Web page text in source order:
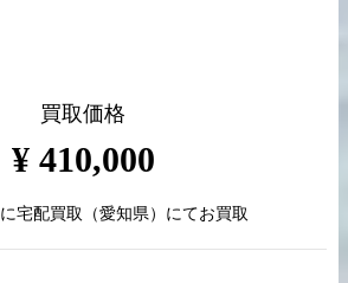
買取価格
¥ 410,000
に宅配買取 （愛知県）にてお買取